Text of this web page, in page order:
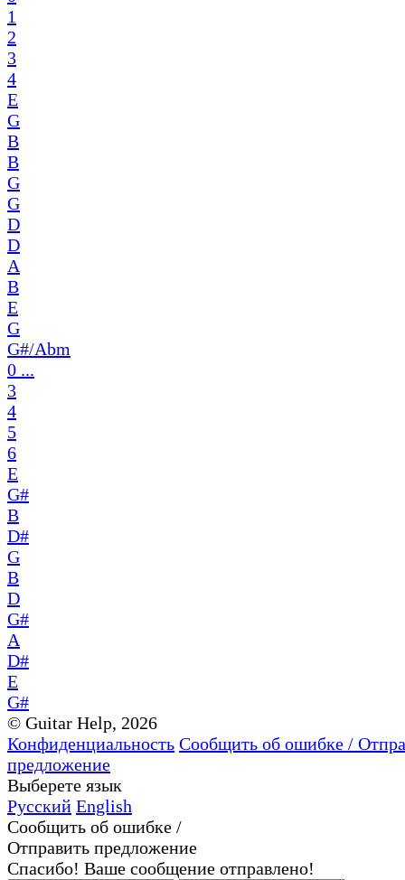
1
2
3
4
E
G
B
B
G
G
D
D
A
B
E
G
G#/Abm
0 ...
3
4
5
6
E
G#
B
D#
G
B
D
G#
A
D#
E
G#
© Guitar Help, 2026
Конфиденциальность Сообщить об ошибке /
предложение
Выберете язык
Русский English
Сообщить об ошибке /
Отправить предложение
Спасибо! Ваше сообщение отправлено!